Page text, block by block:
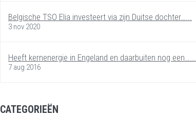
Belgische TSO Elia investeert via zijn Duitse dochter…...
3 nov 2020
Heeft kernenergie in Engeland en daarbuiten nog een…...
7 aug 2016
CATEGORIEËN